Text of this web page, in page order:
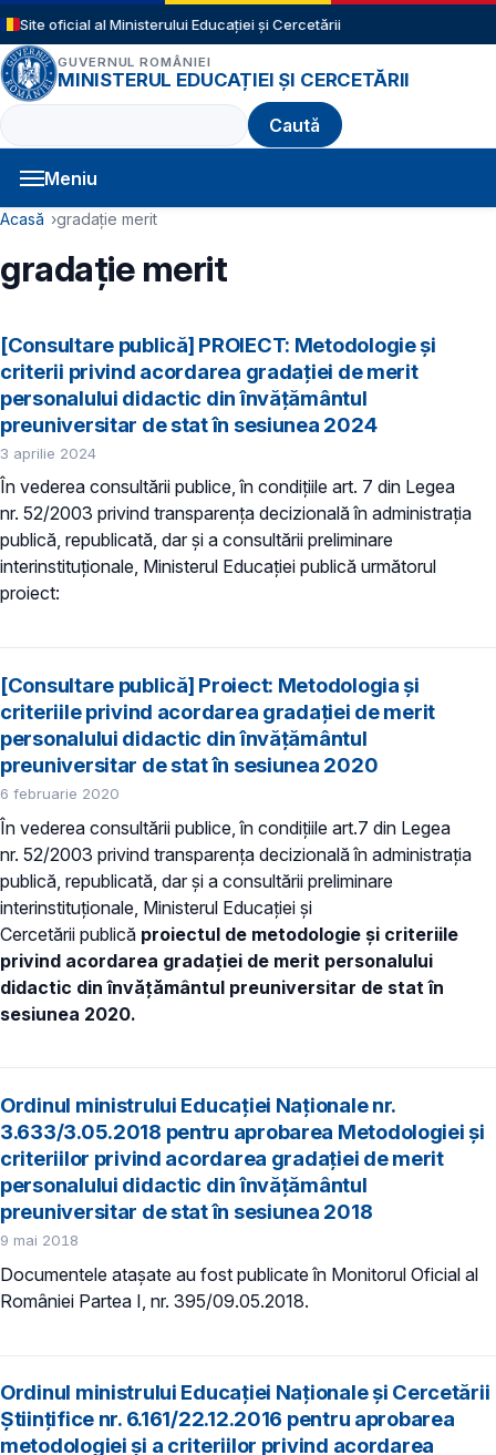
Sari la conținutul principal
Site oficial al Ministerului Educației și Cercetării
GUVERNUL ROMÂNIEI
MINISTERUL EDUCAȚIEI ȘI CERCETĂRII
Caută
Meniu
Navigație principală
Cale de navigare
Acasă gradație merit
gradație merit
[Consultare publică] PROIECT: Metodologie şi
criterii privind acordarea gradaţiei de merit
personalului didactic din învăţământul
preuniversitar de stat în sesiunea 2024
3 aprilie 2024
În vederea consultării publice, în condiţiile art. 7 din Legea
nr. 52/2003 privind transparenţa decizională în administraţia
publică, republicată, dar și a consultării preliminare
interinstituționale, Ministerul Educaţiei publică următorul
proiect:
[Consultare publică] Proiect: Metodologia și
criteriile privind acordarea gradaţiei de merit
personalului didactic din învăţământul
preuniversitar de stat în sesiunea 2020
6 februarie 2020
În vederea consultării publice, în condiţiile art.7 din Legea
nr. 52/2003 privind transparenţa decizională în administraţia
publică, republicată, dar și a consultării preliminare
interinstituționale, Ministerul Educaţiei și
Cercetării publică proiectul de metodologie și criteriile
privind acordarea gradaţiei de merit personalului
didactic din învăţământul preuniversitar de stat în
sesiunea 2020.
Ordinul ministrului Educației Naționale nr.
3.633/3.05.2018 pentru aprobarea Metodologiei și
criteriilor privind acordarea gradației de merit
personalului didactic din învățământul
preuniversitar de stat în sesiunea 2018
9 mai 2018
Documentele atașate au fost publicate în Monitorul Oficial al
României Partea I, nr. 395/09.05.2018​.
Ordinul ministrului Educației Naționale și Cercetării
Științifice nr. 6.161/22.12.2016 pentru aprobarea
metodologiei și a criteriilor privind acordarea